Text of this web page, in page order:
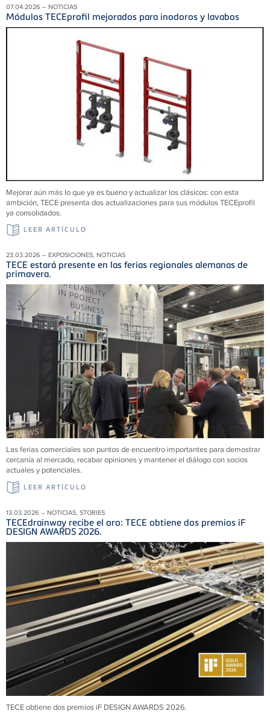
07.04.2026 – NOTICIAS
Módulos TECEprofil mejorados para inodoros y lavabos
Mejorar aún más lo que ya es bueno y actualizar los clásicos: con esta
ambición, TECE presenta dos actualizaciones para sus módulos TECEprofil
ya consolidados.
LEER ARTÍCULO
23.03.2026 – EXPOSICIONES, NOTICIAS
TECE estará presente en las ferias regionales alemanas de
primavera.
Las ferias comerciales son puntos de encuentro importantes para demostrar
cercanía al mercado, recabar opiniones y mantener el diálogo con socios
actuales y potenciales.
LEER ARTÍCULO
13.03.2026 – NOTICIAS, STORIES
TECEdrainway recibe el oro: TECE obtiene dos premios iF
DESIGN AWARDS 2026.
TECE obtiene dos premios iF DESIGN AWARDS 2026.